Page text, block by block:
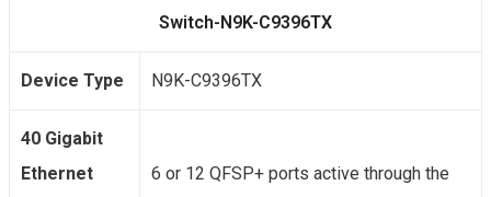
Switch-N9K-C9396TX
Device Type N9K-C9396TX
40 Gigabit
Ethernet
6 or 12 QFSP+ ports active through the